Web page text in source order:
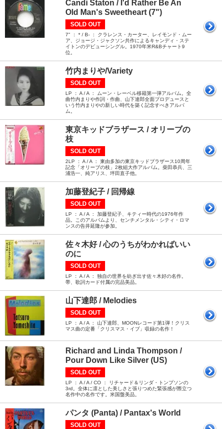
Candi Staton / I'd Rather Be An
Old Man's Sweetheart (7")
SOLD OUT
7" ： * / B- ： クラレンス・カーター、レイモンド・ムー
ア、ジョージ・ジャクソン共作によるキャンディ・ステ
イトンのデビューシングル。1970年米R&Bチャート9
位。
竹内まりや/Variety
SOLD OUT
LP ： A / A ： ムーン・レーベル移籍第一弾アルバム。全
曲竹内まりや作詞・作曲、山下達郎全面プロデュースと
いう竹内まりやの新しい時代を築く記念すべきアルバ
ム。
東京キッドブラザース / オリーブの
枝
SOLD OUT
2LP ： A / A ： 東由多加の東京キッドブラザース10周年
記念「オリーブの枝」2枚組大作アルバム。柴田恭兵、三
浦浩一、純アリス、坪田直子他。
加藤登紀子 / 回帰線
SOLD OUT
LP ： A / A ： 加藤登紀子、キティー時代の1976年作
品。このアルバムより、センチメンタル・シティ・ロマ
ンスの告井延隆が参加。
佐々木好 / 心のうちがわかればいい
のに
SOLD OUT
LP ： A / A ： 独自の世界を紡ぎ出す佐々木好の名作。
帯、歌詞カード付属の完品美品。
山下達郎 / Melodies
SOLD OUT
LP ： A / A ： 山下達郎、MOONレコード第1弾！クリス
マス曲の定番「クリスマス・イブ」収録の名作！
Richard and Linda Thompson /
Pour Down Like Silver (US)
SOLD OUT
LP ： A / A / CO ： リチャード＆リンダ・トンプソンの
3rd。全体に凛とした美しさと張りつめた緊張感が際立つ
名作中の名作です。米国盤美品。
パンタ (Panta) / Pantax's World
SOLD OUT